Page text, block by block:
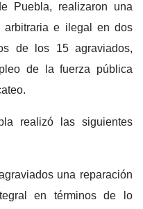
Puebla, realizaron una
arbitraria e ilegal en dos
de los 15 agraviados,
de la fuerza pública
realizó las siguientes
una reparación
en términos de lo